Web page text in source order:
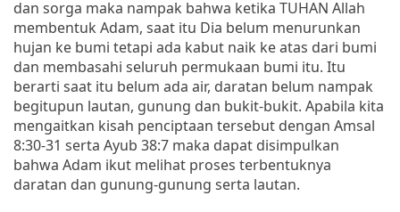
dan sorga maka nampak bahwa ketika TUHAN Allah
membentuk Adam, saat itu Dia belum menurunkan
hujan ke bumi tetapi ada kabut naik ke atas dari bumi
dan membasahi seluruh permukaan bumi itu. Itu
berarti saat itu belum ada air, daratan belum nampak
begitupun lautan, gunung dan bukit-bukit. Apabila kita
mengaitkan kisah penciptaan tersebut dengan Amsal
8:30-31 serta Ayub 38:7 maka dapat disimpulkan
bahwa Adam ikut melihat proses terbentuknya
daratan dan gunung-gunung serta lautan.